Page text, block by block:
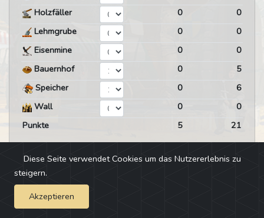
Holzfäller
0
0
Lehmgrube
0
0
Eisenmine
0
0
Bauernhof
0
5
Speicher
0
6
Wall
0
0
Punkte
5 21
Impressum - Changelog
Diese Seite verwendet Cookies um das Nutzererlebnis zu
steigern.
Akzeptieren